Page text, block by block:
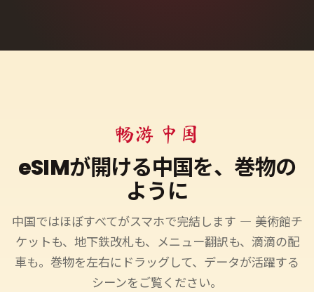
畅游 中国
eSIMが開ける中国を、巻物の
ように
中国ではほぼすべてがスマホで完結します ― 美術館チ
ケットも、地下鉄改札も、メニュー翻訳も、滴滴の配
車も。巻物を左右にドラッグして、データが活躍する
シーンをご覧ください。